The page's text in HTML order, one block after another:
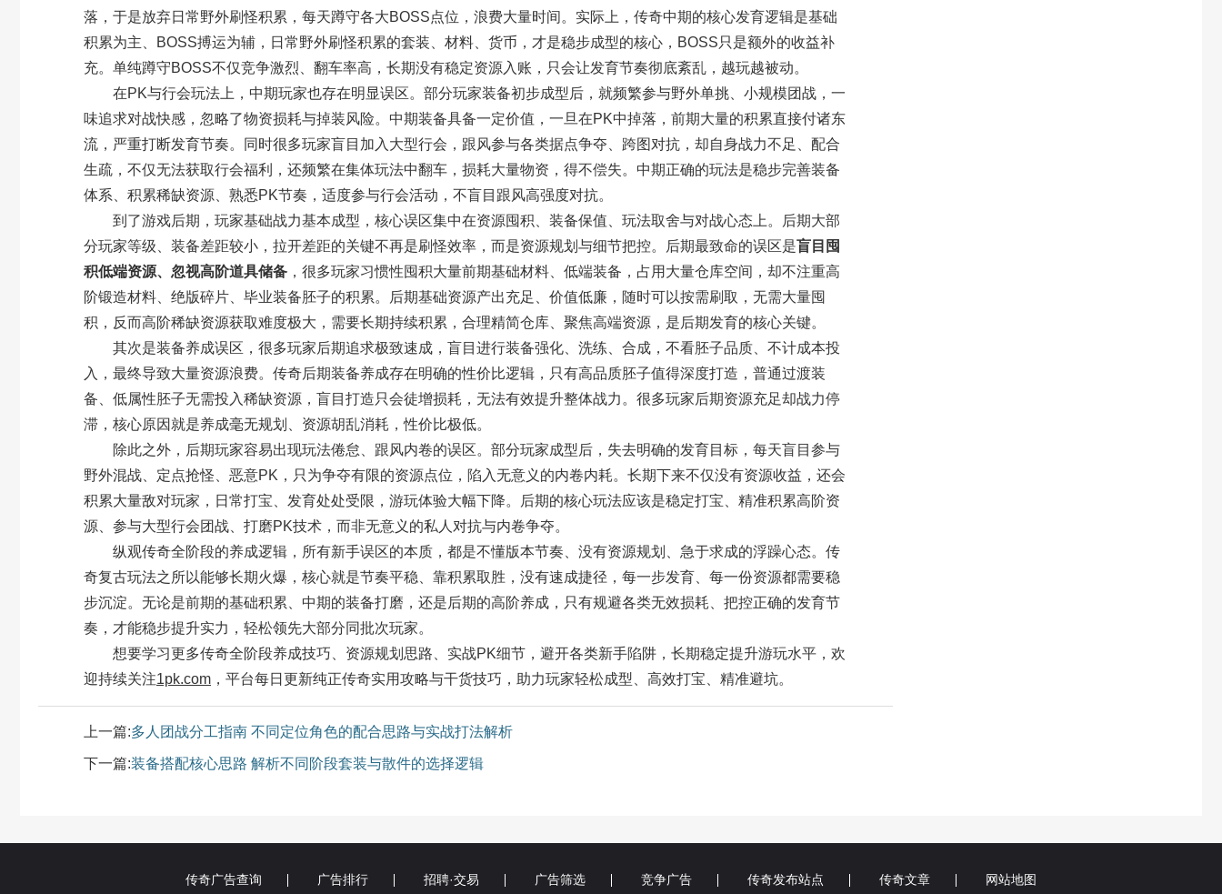
落，于是放弃日常野外刷怪积累，每天蹲守各大BOSS点位，浪费大量时间。实际上，传奇中期的核心发育逻辑是基础
积累为主、BOSS搏运为辅，日常野外刷怪积累的套装、材料、货币，才是稳步成型的核心，BOSS只是额外的收益补
充。单纯蹲守BOSS不仅竞争激烈、翻车率高，长期没有稳定资源入账，只会让发育节奏彻底紊乱，越玩越被动。
在PK与行会玩法上，中期玩家也存在明显误区。部分玩家装备初步成型后，就频繁参与野外单挑、小规模团战，一
味追求对战快感，忽略了物资损耗与掉装风险。中期装备具备一定价值，一旦在PK中掉落，前期大量的积累直接付诸东
流，严重打断发育节奏。同时很多玩家盲目加入大型行会，跟风参与各类据点争夺、跨图对抗，却自身战力不足、配合
生疏，不仅无法获取行会福利，还频繁在集体玩法中翻车，损耗大量物资，得不偿失。中期正确的玩法是稳步完善装备
体系、积累稀缺资源、熟悉PK节奏，适度参与行会活动，不盲目跟风高强度对抗。
到了游戏后期，玩家基础战力基本成型，核心误区集中在资源囤积、装备保值、玩法取舍与对战心态上。后期大部
分玩家等级、装备差距较小，拉开差距的关键不再是刷怪效率，而是资源规划与细节把控。后期最致命的误区是盲目囤
积低端资源、忽视高阶道具储备 ，很多玩家习惯性囤积大量前期基础材料、低端装备，占用大量仓库空间，却不注重高
阶锻造材料、绝版碎片、毕业装备胚子的积累。后期基础资源产出充足、价值低廉，随时可以按需刷取，无需大量囤
积，反而高阶稀缺资源获取难度极大，需要长期持续积累，合理精简仓库、聚焦高端资源，是后期发育的核心关键。
其次是装备养成误区，很多玩家后期追求极致速成，盲目进行装备强化、洗练、合成，不看胚子品质、不计成本投
入，最终导致大量资源浪费。传奇后期装备养成存在明确的性价比逻辑，只有高品质胚子值得深度打造，普通过渡装
备、低属性胚子无需投入稀缺资源，盲目打造只会徒增损耗，无法有效提升整体战力。很多玩家后期资源充足却战力停
滞，核心原因就是养成毫无规划、资源胡乱消耗，性价比极低。
除此之外，后期玩家容易出现玩法倦怠、跟风内卷的误区。部分玩家成型后，失去明确的发育目标，每天盲目参与
野外混战、定点抢怪、恶意PK，只为争夺有限的资源点位，陷入无意义的内卷内耗。长期下来不仅没有资源收益，还会
积累大量敌对玩家，日常打宝、发育处处受限，游玩体验大幅下降。后期的核心玩法应该是稳定打宝、精准积累高阶资
源、参与大型行会团战、打磨PK技术，而非无意义的私人对抗与内卷争夺。
纵观传奇全阶段的养成逻辑，所有新手误区的本质，都是不懂版本节奏、没有资源规划、急于求成的浮躁心态。传
奇复古玩法之所以能够长期火爆，核心就是节奏平稳、靠积累取胜，没有速成捷径，每一步发育、每一份资源都需要稳
步沉淀。无论是前期的基础积累、中期的装备打磨，还是后期的高阶养成，只有规避各类无效损耗、把控正确的发育节
奏，才能稳步提升实力，轻松领先大部分同批次玩家。
想要学习更多传奇全阶段养成技巧、资源规划思路、实战PK细节，避开各类新手陷阱，长期稳定提升游玩水平，欢
迎持续关注1pk.com ，平台每日更新纯正传奇实用攻略与干货技巧，助力玩家轻松成型、高效打宝、精准避坑。
上一篇:多人团战分工指南 不同定位角色的配合思路与实战打法解析
下一篇:装备搭配核心思路 解析不同阶段套装与散件的选择逻辑
传奇广告查询 广告排行 招聘·交易 广告筛选 竞争广告 传奇发布站点 传奇文章 网站地图